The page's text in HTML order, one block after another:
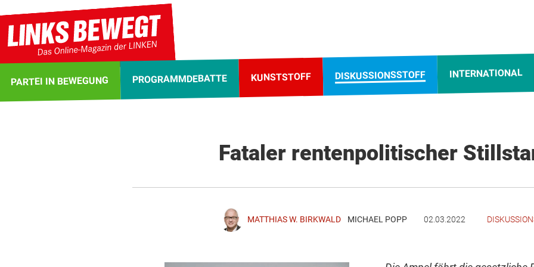
PARTEI IN BEWEGUNG PROGRAMMDEBATTE KUNSTSTOFF DISKUSSIONSSTOFF INTERNATIONAL
Fataler rentenpolitischer
MATTHIAS W. BIRKWALD MICHAEL POPP 02.03.2022